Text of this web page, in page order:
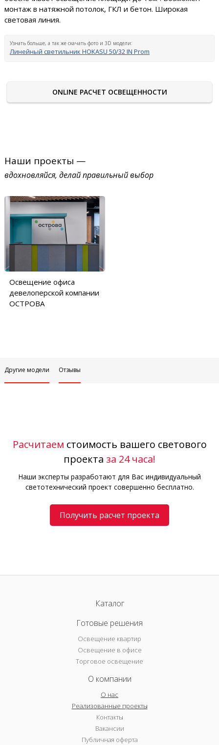
монтаж в натяжной потолок, ГКЛ и бетон. Широкая
световая линия.
Узнать больше, а так же скачать фото и 3D модели:
Линейный светильник HOKASU 50/32 IN Prom
ONLINE РАСЧЕТ ОСВЕЩЕННОСТИ
Наши проекты —
вдохновляйся, делай правильный выбор
Освещение офиса
девелоперской компании
ОСТРОВА
Другие модели Отзывы
Расчитаем стоимость вашего светового
проекта за 24 часа!
Наши эксперты разработают для Вас индивидуальный
светотехнический проект совершенно бесплатно.
Получить расчет проекта
Каталог
Готовые решения
Освещение квартир
Освещение в офисе
Торговое освещение
О компании
О нас
Реализованные проекты
Контакты
Вакансии
Публичная оферта